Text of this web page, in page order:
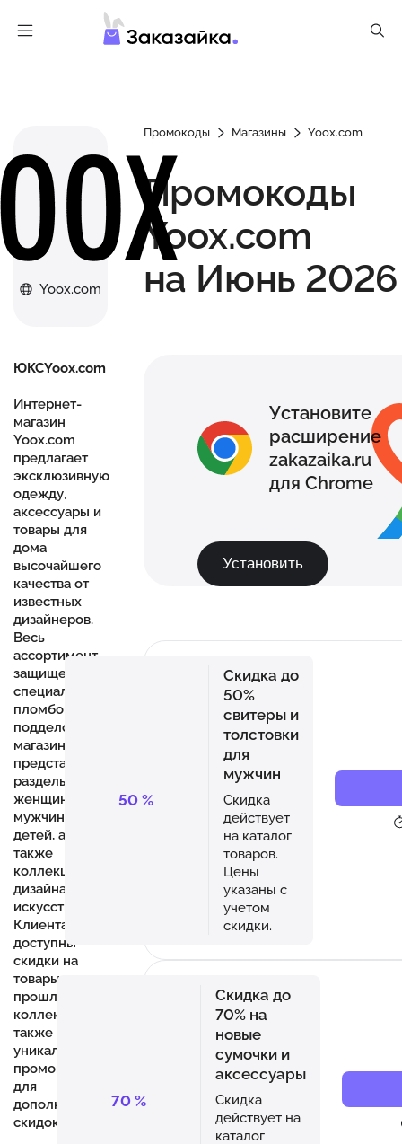
Yoox.com
ЮКСYoox.com
Интернет-
магазин
Yoox.com
предлагает
эксклюзивную
одежду,
аксессуары и
товары для
дома
высочайшего
качества от
известных
дизайнеров.
Весь
ассортимент
защищен
специальной
пломбой от
подделок. В
магазине
представлены
разделы для
женщин,
мужчин,
детей, а
также
коллекции
дизайна и
искусства.
Клиентам
доступны
скидки на
товары из
прошлых
коллекций, а
также
уникальные
промокоды
для
дополнительных
скидок.
Промокоды Магазины Yoox.com
Промокоды
Yoox.com
на Июнь 2026
Установите
расширение
zakazaika.ru
для Chrome
Установить
50 %
Скидка до
50%
свитеры и
толстовки
для
мужчин
Скидка
действует
на каталог
товаров.
Цены
указаны с
учетом
скидки.
70 %
Скидка до
70% на
новые
сумочки и
аксессуары
Скидка
действует на
каталог